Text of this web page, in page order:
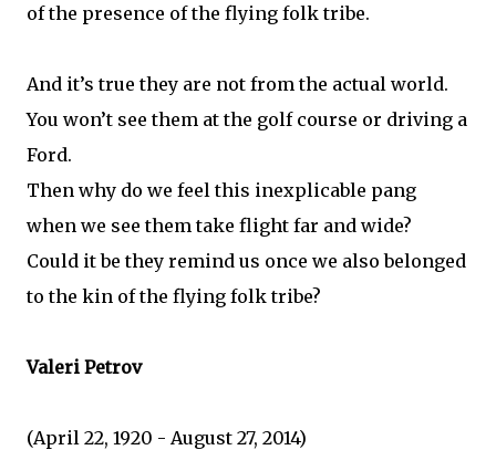
of the presence of the flying folk tribe.
And it’s true they are not from the actual world.
You won’t see them at the golf course or driving a
Ford.
Then why do we feel this inexplicable pang
when we see them take flight far and wide?
Could it be they remind us once we also belonged
to the kin of the flying folk tribe?
Valeri Petrov
(April 22, 1920 - August 27, 2014)